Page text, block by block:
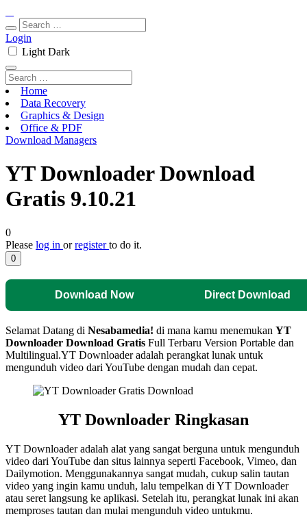
Login
Light Dark
Home
Data Recovery
Graphics & Design
Office & PDF
Download Managers
YT Downloader Download
Gratis 9.10.21
0
Please log in orregisterto do it.
0
Download Now Direct Download
Selamat Datang di Nesabamedia! di mana kamu menemukan YT
Downloader Download Gratis Full Terbaru Version Portable dan
Multilingual.YT Downloader adalah perangkat lunak untuk
mengunduh video dari YouTube dengan mudah dan cepat.
YT Downloader Ringkasan
YT Downloader adalah alat yang sangat berguna untuk mengunduh
video dari YouTube dan situs lainnya seperti Facebook, Vimeo, dan
Dailymotion. Menggunakannya sangat mudah, cukup salin tautan
video yang ingin kamu unduh, lalu tempelkan di YT Downloader
atau seret langsung ke aplikasi. Setelah itu, perangkat lunak ini akan
memproses tautan dan mulai mengunduh video untukmu.